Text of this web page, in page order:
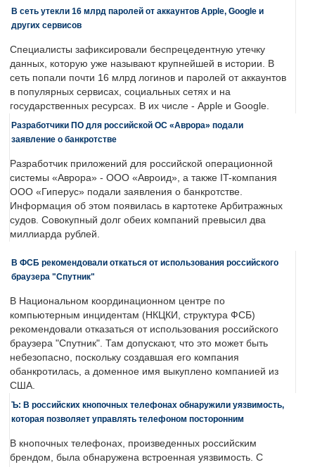
В сеть утекли 16 млрд паролей от аккаунтов Apple, Google и
других сервисов
Специалисты зафиксировали беспрецедентную утечку
данных, которую уже называют крупнейшей в истории. В
сеть попали почти 16 млрд логинов и паролей от аккаунтов
в популярных сервисах, социальных сетях и на
государственных ресурсах. В их числе - Apple и Google.
Разработчики ПО для российской ОС «Аврора» подали
заявление о банкротстве
Разработчик приложений для российской операционной
системы «Аврора» - ООО «Авроид», а также IT-компания
ООО «Гиперус» подали заявления о банкротстве.
Информация об этом появилась в картотеке Арбитражных
судов. Совокупный долг обеих компаний превысил два
миллиарда рублей.
В ФСБ рекомендовали откаться от использования российского
браузера "Спутник"
В Национальном координационном центре по
компьютерным инцидентам (НКЦКИ, структура ФСБ)
рекомендовали отказаться от использования российского
браузера "Спутник". Там допускают, что это может быть
небезопасно, поскольку создавшая его компания
обанкротилась, а доменное имя выкуплено компанией из
США.
Ъ: В российских кнопочных телефонах обнаружили уязвимость,
которая позволяет управлять телефоном посторонним
В кнопочных телефонах, произведенных российским
брендом, была обнаружена встроенная уязвимость. С